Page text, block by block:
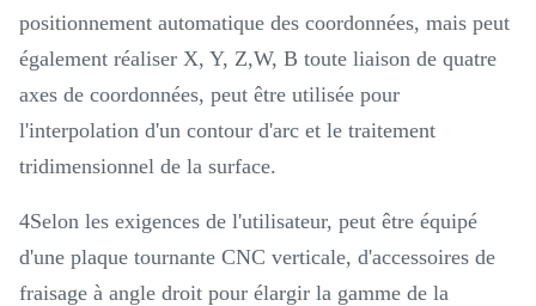
positionnement automatique des coordonnées, mais peut
également réaliser X, Y, Z,W, B toute liaison de quatre
axes de coordonnées, peut être utilisée pour
l'interpolation d'un contour d'arc et le traitement
tridimensionnel de la surface.
4Selon les exigences de l'utilisateur, peut être équipé
d'une plaque tournante CNC verticale, d'accessoires de
fraisage à angle droit pour élargir la gamme de la